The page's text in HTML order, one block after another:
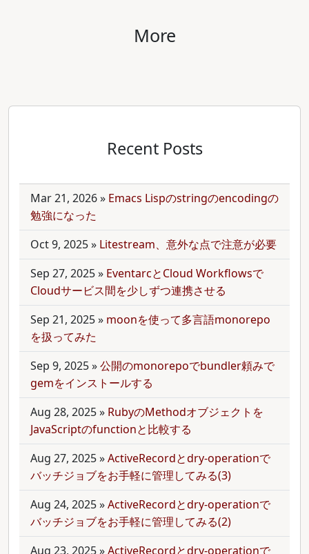
More
Recent Posts
Mar 21, 2026» Emacs Lispのstringのencodingの
勉強になった
Oct 9, 2025» Litestream、意外な点で注意が必要
Sep 27, 2025» EventarcとCloud Workflowsで
Cloudサービス間を少しずつ連携させる
Sep 21, 2025» moonを使って多言語monorepo
を扱ってみた
Sep 9, 2025»公開のmonorepoでbundler頼みで
gemをインストールする
Aug 28, 2025» RubyのMethodオブジェクトを
JavaScriptのfunctionと比較する
Aug 27, 2025»ActiveRecordとdry-operationで
バッチジョブをお手軽に管理してみる(3)
Aug 24, 2025»ActiveRecordとdry-operationで
バッチジョブをお手軽に管理してみる(2)
Aug 23, 2025»ActiveRecordとdry-operationで